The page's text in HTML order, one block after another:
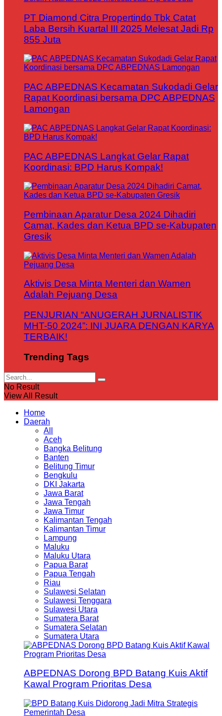
PT Diamond Citra Propertindo Tbk Catat
Laba Bersih Kuartal III 2025 Melesat Jadi Rp
855 Juta
PAC ABPEDNAS Kecamatan Sukodadi Gelar
Rapat Koordinasi bersama DPC ABPEDNAS
Lamongan
PAC ABPEDNAS Langkat Gelar Rapat
Koordinasi: BPD Harus Kompak!
Pembinaan Aparatur Desa 2024 Dihadiri
Camat, Kades dan Ketua BPD se-Kabupaten
Gresik
Aktivis Desa Minta Menteri dan Wamen
Adalah Pejuang Desa
PENJURIAN “ANUGERAH JURNALISTIK
MHT-50 2024”: INI JUARA DENGAN KARYA
TERBAIK!
Trending Tags
No Result
View All Result
Home
Daerah
All
Aceh
Bangka Belitung
Banten
Belitung Timur
Bengkulu
DKI Jakarta
Jawa Barat
Jawa Tengah
Jawa Timur
Kalimantan Tengah
Kalimantan Timur
Lampung
Maluku
Maluku Utara
Papua Barat
Papua Tengah
Riau
Sulawesi Selatan
Sulawesi Tenggara
Sulawesi Utara
Sumatera Barat
Sumatera Selatan
Sumatera Utara
ABPEDNAS Dorong BPD Batang Kuis Aktif
Kawal Program Prioritas Desa